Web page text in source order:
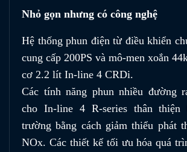
Nhỏ gọn nhưng có công nghệ
Hệ thống phun điện từ điều khiển
cung cấp 200PS và mô-men xoắn
cơ 2.2 lít In-line 4 CRDi.
Các tính năng phun nhiều đường
cho In-line 4 R-series thân
trường bằng cách giảm thiểu phát
NOx. Các thiết kế tối ưu hóa quá